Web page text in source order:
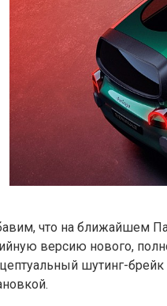
что на ближайшем
версию нового,
шутинг-